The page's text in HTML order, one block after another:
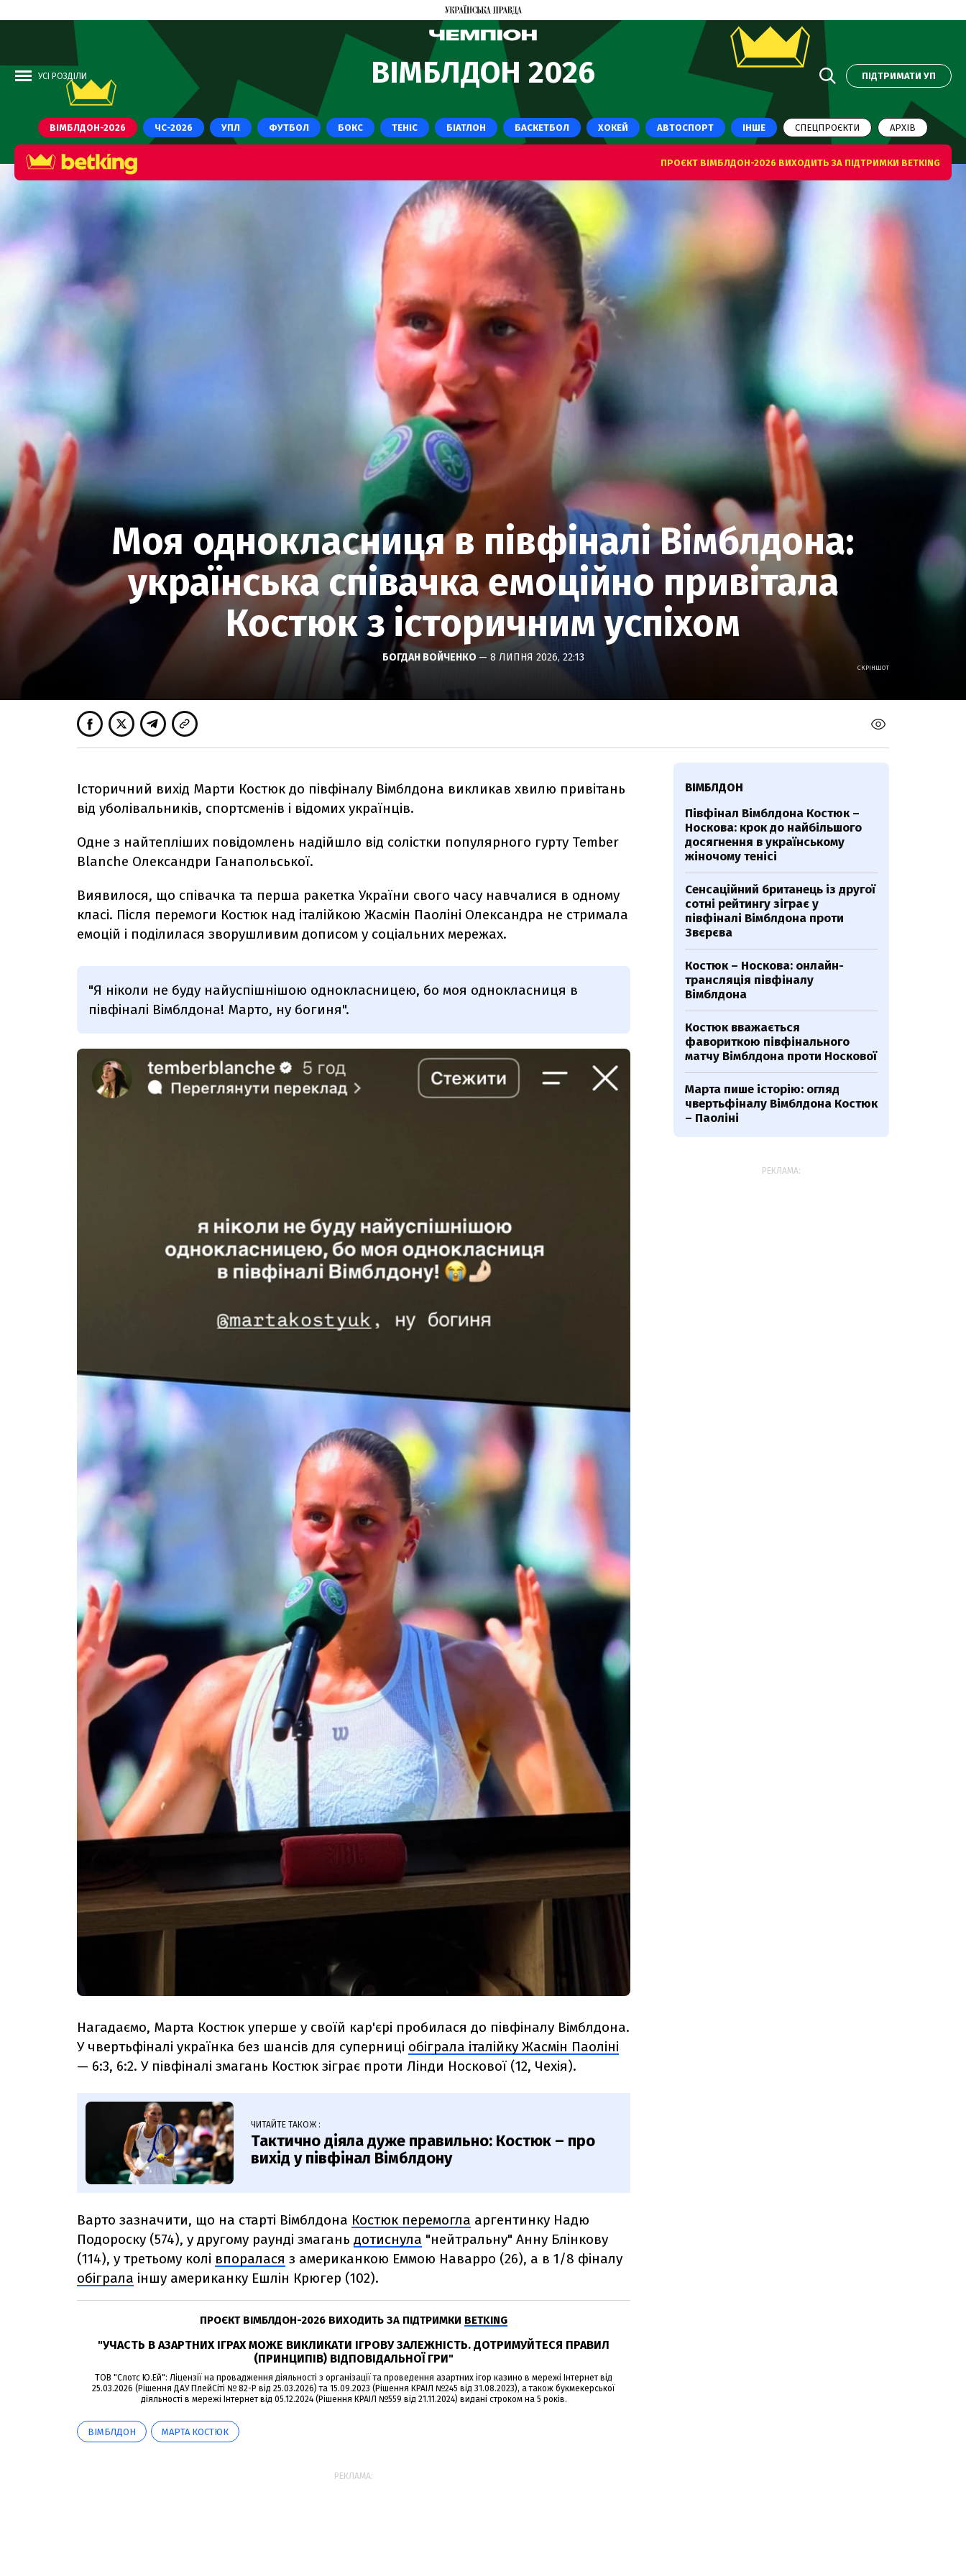
УСІ РОЗДІЛИ ВІМБЛДОН 2026 ПІДТРИМАТИ УП
ВІМБЛДОН-2026 ЧС-2026 УПЛ ФУТБОЛ БОКС ТЕНІС БІАТЛОН БАСКЕТБОЛ ХОКЕЙ АВТОСПОРТ ІНШЕ СПЕЦПРОЄКТИ АРХІВ
ПРОЄКТ ВІМБЛДОН-2026 ВИХОДИТЬ ЗА ПІДТРИМКИ BETKING
Моя однокласниця в півфіналі Вімблдона:
українська співачка емоційно привітала
Костюк з історичним успіхом
БОГДАН ВОЙЧЕНКО — 8 ЛИПНЯ 2026, 22:13
СКРІНШОТ
Історичний вихід Марти Костюк до півфіналу Вімблдона викликав хвилю привітань
від уболівальників, спортсменів і відомих українців.
Одне з найтепліших повідомлень надійшло від солістки популярного гурту Tember
Blanche Олександри Ганапольської.
Виявилося, що співачка та перша ракетка України свого часу навчалися в одному
класі. Після перемоги Костюк над італійкою Жасмін Паоліні Олександра не стримала
емоцій і поділилася зворушливим дописом у соціальних мережах.
"Я ніколи не буду найуспішнішою однокласницею, бо моя однокласниця в
півфіналі Вімблдона! Марто, ну богиня".
Нагадаємо, Марта Костюк уперше у своїй кар'єрі пробилася до півфіналу Вімблдона.
У чвертьфіналі українка без шансів для суперниці обіграла італійку Жасмін Паоліні
— 6:3, 6:2. У півфіналі змагань Костюк зіграє проти Лінди Носкової (12, Чехія).
ЧИТАЙТЕ ТАКОЖ :
Тактично діяла дуже правильно: Костюк – про
вихід у півфінал Вімблдону
Варто зазначити, що на старті Вімблдона Костюк перемогла аргентинку Надю
Подороску (574), у другому раунді змагань дотиснула "нейтральну" Анну Блінкову
(114), у третьому колі впоралася з американкою Еммою Наварро (26), а в 1/8 фіналу
обіграла іншу американку Ешлін Крюгер (102).
ПРОЄКТ ВІМБЛДОН-2026 ВИХОДИТЬ ЗА ПІДТРИМКИ BETKING
"УЧАСТЬ В АЗАРТНИХ ІГРАХ МОЖЕ ВИКЛИКАТИ ІГРОВУ ЗАЛЕЖНІСТЬ. ДОТРИМУЙТЕСЯ ПРАВИЛ
(ПРИНЦИПІВ) ВІДПОВІДАЛЬНОЇ ГРИ"
ТОВ "Слотс Ю.Ей": Ліцензії на провадження діяльності з організації та проведення азартних ігор казино в мережі Інтернет від
25.03.2026 (Рішення ДАУ ПлейСіті № 82-Р від 25.03.2026) та 15.09.2023 (Рішення КРАІЛ №245 від 31.08.2023), а також букмекерської
діяльності в мережі Інтернет від 05.12.2024 (Рішення КРАІЛ №559 від 21.11.2024) видані строком на 5 років.
ВІМБЛДОН МАРТА КОСТЮК
РЕКЛАМА:
ВІМБЛДОН
Півфінал Вімблдона Костюк –
Носкова: крок до найбільшого
досягнення в українському
жіночому тенісі
Сенсаційний британець із другої
сотні рейтингу зіграє у
півфіналі Вімблдона проти
Звєрєва
Костюк – Носкова: онлайн-
трансляція півфіналу
Вімблдона
Костюк вважається
фавориткою півфінального
матчу Вімблдона проти Носкової
Марта пише історію: огляд
чвертьфіналу Вімблдона Костюк
– Паоліні
РЕКЛАМА: